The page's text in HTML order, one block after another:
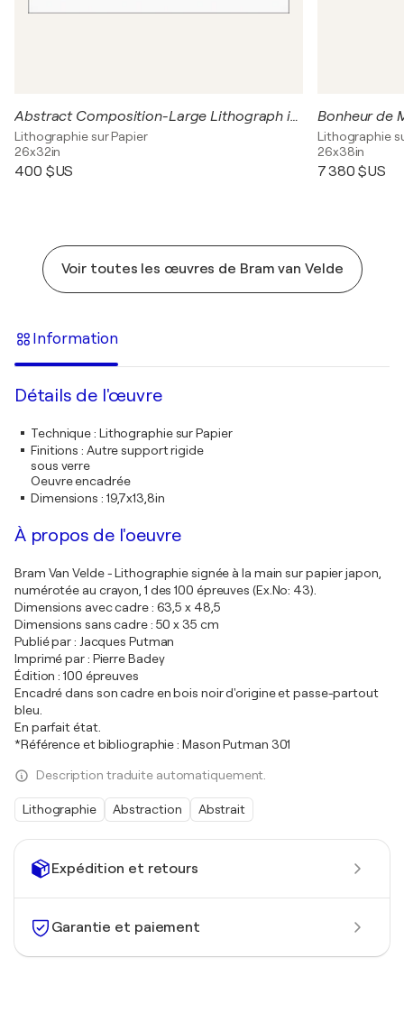
Expédition et retours
Garantie et paiement
Abstract Composition-Large Lithograph in colors
Lithographie sur Papier
26x32in
400 $US
Bonheur de
Lithographie
26x38in
7 380 $US
Voir toutes les œuvres de Bram van Velde
Information
Détails de l'œuvre
Technique: Lithographie sur Papier
Finitions : Autre support rigide
sous verre
Oeuvre encadrée
Dimensions : 19,7x13,8in
À propos de l'oeuvre
Bram Van Velde - Lithographie signée à la main sur papier japon,
numérotée au crayon, 1 des 100 épreuves (Ex.No: 43).
Dimensions avec cadre : 63,5 x 48,5
Dimensions sans cadre : 50 x 35 cm
Publié par : Jacques Putman
Imprimé par : Pierre Badey
Édition : 100 épreuves
Encadré dans son cadre en bois noir d'origine et passe-partout
bleu.
En parfait état.
*Référence et bibliographie : Mason Putman 301
Description traduite automatiquement.
Lithographie Abstraction Abstrait